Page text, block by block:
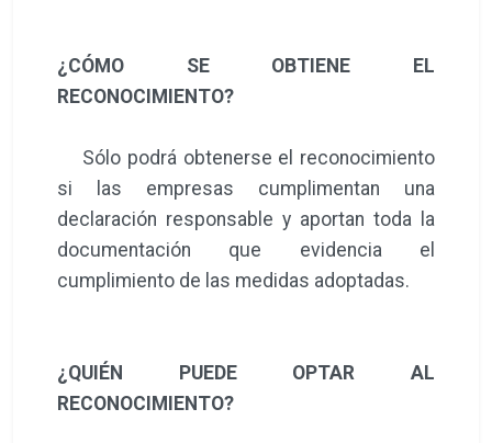
¿CÓMO SE OBTIENE EL
RECONOCIMIENTO?
Sólo podrá obtenerse el reconocimiento
si las empresas cumplimentan una
declaración responsable y aportan toda la
documentación que evidencia el
cumplimiento de las medidas adoptadas.
¿QUIÉN PUEDE OPTAR AL
RECONOCIMIENTO?